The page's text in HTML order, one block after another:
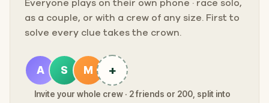
Everyone plays on their own phone · race solo,
as a couple, or with a crew of any size. First to
solve every clue takes the crown.
A S M +
Invite your whole crew · 2 friends or 200, split into